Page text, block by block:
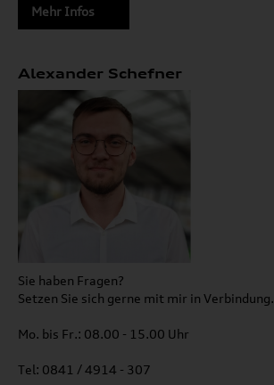
Mehr Infos
Alexander Schefner
Sie haben Fragen?
Setzen Sie sich gerne mit mir in Verbindung.
Mo. bis Fr.: 08.00 - 15.00 Uhr
Tel: 0841 / 4914 - 307